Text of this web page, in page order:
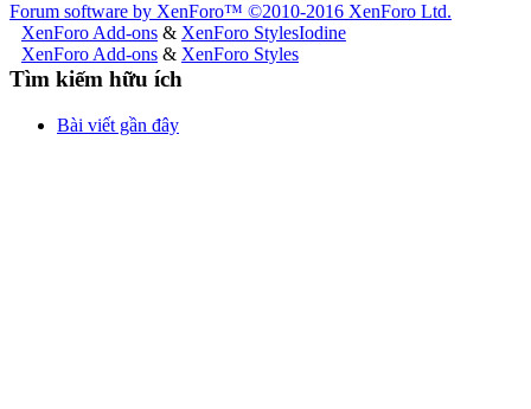
Forum software by XenForo™ ©2010-2016 XenForo Ltd.
XenForo Add-ons & XenForo Styles
XenForo Add-ons & XenForo Styles
Iodine
Tìm kiếm hữu ích
Bài viết gần đây